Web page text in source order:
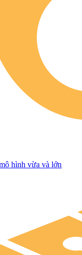
hình vừa và lớn